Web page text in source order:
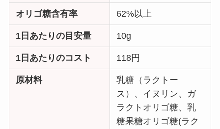
オリゴ糖含有率 62%以上
1日あたりの目安量 10g
1日あたりのコスト 118円
原材料
乳糖（ラクトー
ス）、イヌリン、ガ
ラクトオリゴ糖、乳
糖果糖オリゴ糖(ラク